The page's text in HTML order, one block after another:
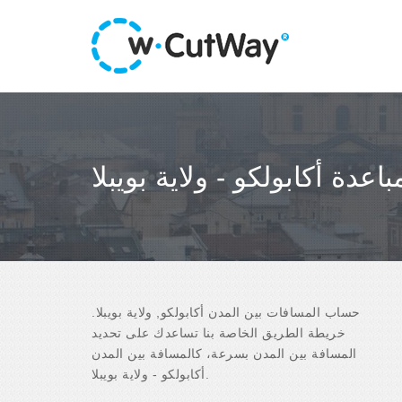
أكابولكو - ولاية بويبلا
حساب المسافات بين المدن أكابولكو, ولاية بويبلا.
خريطة الطريق الخاصة بنا تساعدك على تحديد
المسافة بين المدن بسرعة، كالمسافة بين المدن